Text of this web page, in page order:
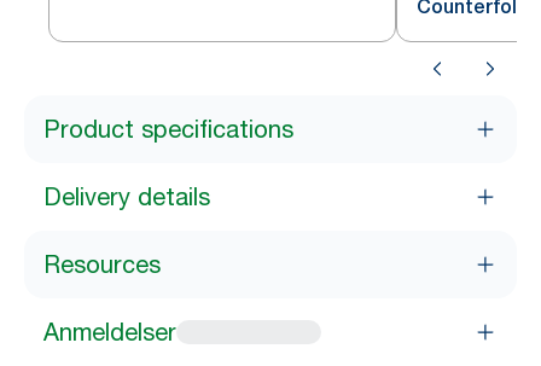
Counterfold
Product specifications
Delivery details
Resources
Anmeldelser